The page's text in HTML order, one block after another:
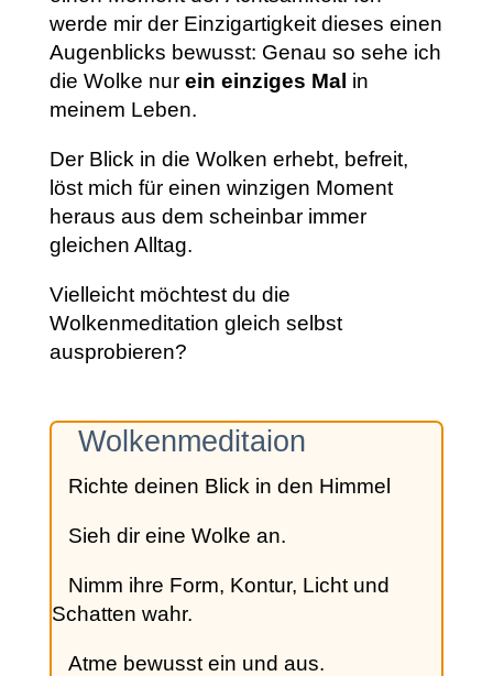
werde mir der Einzigartigkeit dieses einen
Augenblicks bewusst: Genau so sehe ich
die Wolke nurein einziges Mal in
meinem Leben.
Der Blick in die Wolken erhebt, befreit,
löst mich für einen winzigen Moment
heraus aus dem scheinbar immer
gleichen Alltag.
Vielleicht möchtest du die
Wolkenmeditation gleich selbst
ausprobieren?
Wolkenmeditaion
Richte deinen Blick in den Himmel
Sieh dir eine Wolke an.
Nimm ihre Form, Kontur, Licht und
Schatten wahr.
Atme bewusst ein und aus.